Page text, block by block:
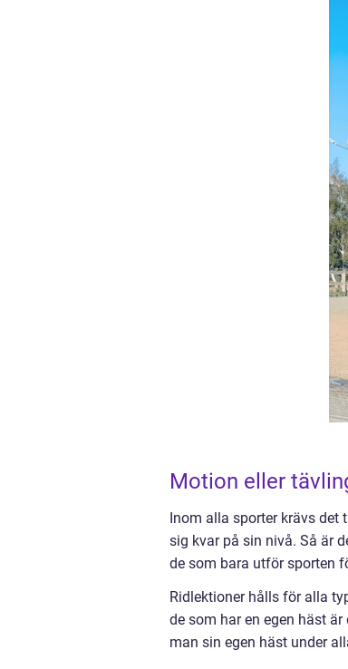
Motion eller
Inom alla sporter krävs
sig kvar på sin nivå. Så är
de som bara utför sporten
Ridlektioner hålls för alla
de som har en egen häst
man sin egen häst under